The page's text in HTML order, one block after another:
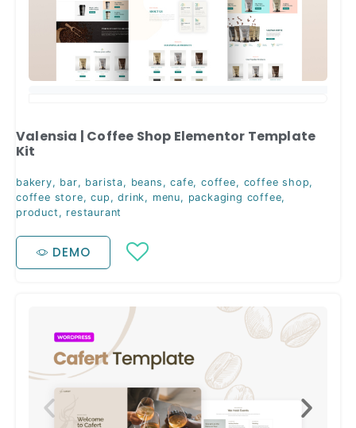
Valensia | Coffee Shop Elementor Template
Kit
bakery, bar, barista, beans ,cafe,coffee, coffee shop,
coffee store,cup ,drink, menu, packaging coffee,
product , restaurant
DEMO